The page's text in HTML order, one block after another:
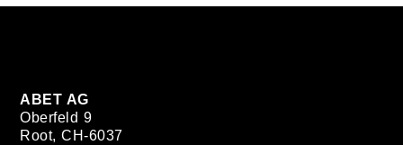
ABET AG
Oberfeld 9
Root, CH-6037